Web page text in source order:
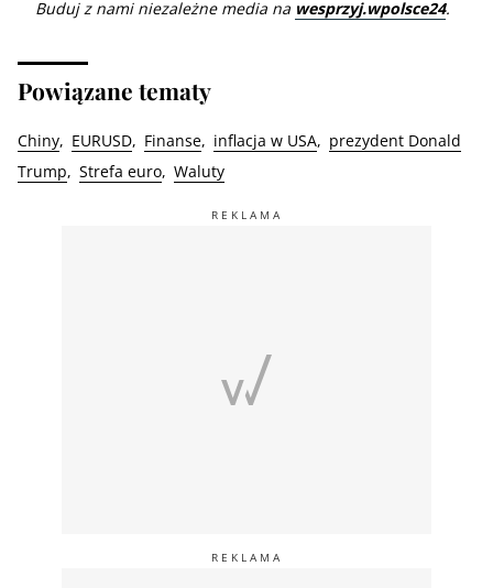
Buduj z nami niezależne media na wesprzyj.wpolsce24.
Powiązane tematy
Chiny EURUSD Finanse inflacja w USA
prezydent Donald
Trump
Strefa euro Waluty